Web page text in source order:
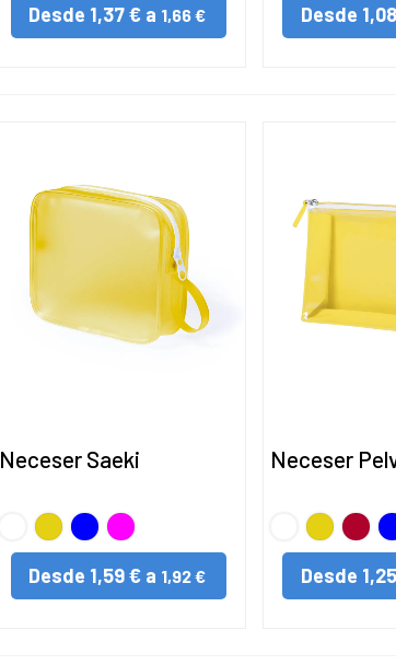
Desde 1,37 € a 1,66 € Desde
Neceser Saeki
BLANCO
Amarillo
AZULFUCSIA
Desde 1,59 € a 1,92 €
Neceser
BLANCO
Amarillo
Rojo
Desde